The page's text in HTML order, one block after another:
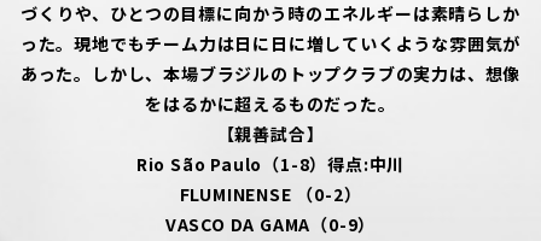
づくりや、ひとつの目標に向かう時のエネルギーは素晴らしか
った。現地でもチーム力は日に日に増していくような雰囲気が
あった。しかし、本場ブラジルのトップクラブの実力は、想像
をはるかに超えるものだった。
【親善試合】
Rio São Paulo（1-8）得点:中川
FLUMINENSE （0-2）
VASCO DA GAMA（0-9）